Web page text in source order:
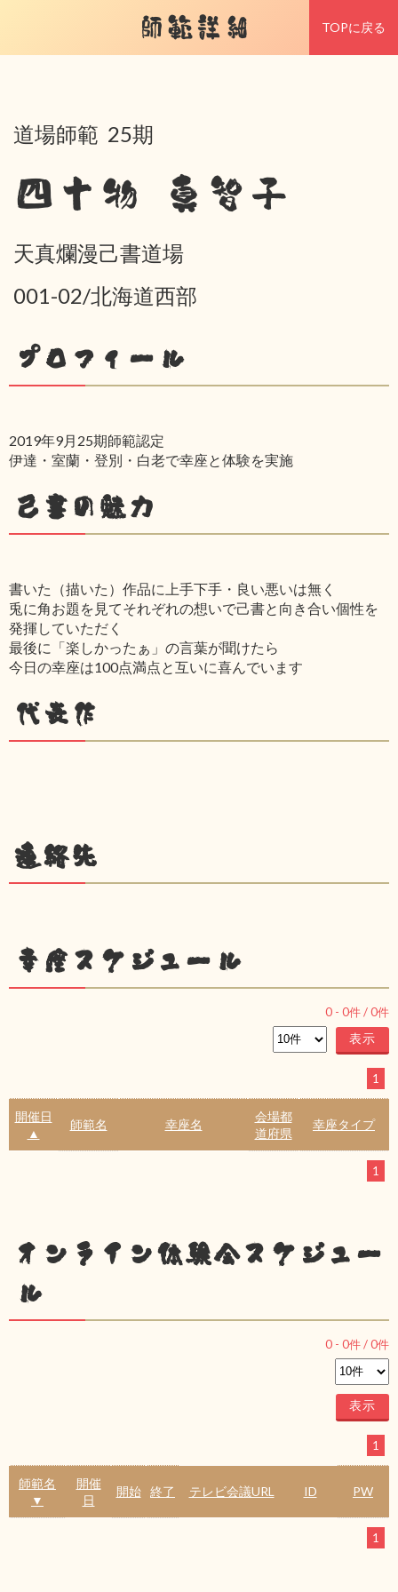
師範詳細 TOPに戻る
道場師範 25期
四十物 真智子
天真爛漫己書道場
001-02/北海道西部
プロフィール
2019年9月25期師範認定
伊達・室蘭・登別・白老で幸座と体験を実施
己書の魅力
書いた（描いた）作品に上手下手・良い悪いは無く
兎に角お題を見てそれぞれの想いで己書と向き合い個性を
発揮していただく
最後に「楽しかったぁ」の言葉が聞けたら
今日の幸座は100点満点と互いに喜んでいます
代表作
連絡先
幸座スケジュール
0 - 0件 /0件
1
開催日
▲
師範名 幸座名
会場都
道府県
幸座タイプ
1
オンライン体験会スケジュー
ル
0 - 0件 /0件
1
師範名
▼
開催
日
開始 終了 テレビ会議URL ID PW
1